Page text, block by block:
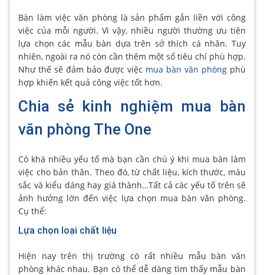
Bàn làm việc văn phòng là sản phẩm gắn liền với công
việc của mỗi người. Vì vậy, nhiều người thường ưu tiên
lựa chọn các mẫu bàn dựa trên sở thích cá nhân. Tuy
nhiên, ngoài ra nó còn cần thêm một số tiêu chí phù hợp.
Như thế sẽ đảm bảo được việc mua bàn văn phòng phù
hợp khiến kết quả công việc tốt hơn.
Chia sẻ kinh nghiệm mua bàn
văn phòng The One
Có khá nhiều yếu tố mà bạn cần chú ý khi mua bàn làm
việc cho bản thân. Theo đó, từ chất liệu, kích thước, màu
sắc và kiểu dáng hay giá thành…Tất cả các yếu tố trên sẽ
ảnh hưởng lớn đến việc lựa chọn mua bàn văn phòng.
Cụ thể:
Lựa chọn loại chất liệu
Hiện nay trên thị trường có rất nhiều mẫu bàn văn
phòng khác nhau. Bạn có thể dễ dàng tìm thấy mẫu bàn